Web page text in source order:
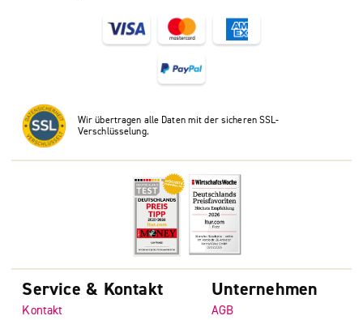
Wir übertragen alle Daten mit der sicheren SSL-
Verschlüsselung.
Service & Kontakt
Kontakt
Unternehmen
AGB